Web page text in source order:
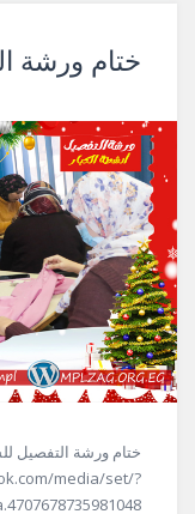
ختام ورشة
media/set/?
...